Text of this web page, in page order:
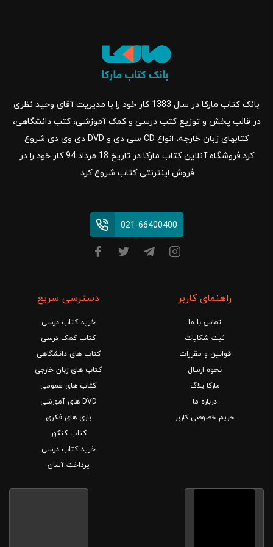
بانک کتاب مارکا در سال 1383 کار خود را با مدیریت آقای وحید نظری
در قالب پخش و توزیع کتب درسی و کمک آموزشی، کتب دانشگاهی،
کتابهای زبان خارجه، انواع CD سی دی و DVD دی وی دی شروع
کرد.فروشگاه آنلاین کتاب مارکا در تاریخ 18 مرداد 94 کار خود را در
فروش اینترنتی کتاب شروع کرد.
021-66400400
راهنمای کاربر
تماس با ما
ثبت شکایات
قوانین و مقررات
نحوه ارسال
مارکا بلاگ
درباره ما
حریم خصوصی کاربر
دسترسی سریع
خرید کتاب درسی
کتاب کمک درسی
کتاب های دانشگاهی
کتاب های زبان خارجی
کتاب های عمومی
DVD های آموزشی
بازی های فکری
کتاب کنکور
خرید کتاب درسی
پرداخت آسان